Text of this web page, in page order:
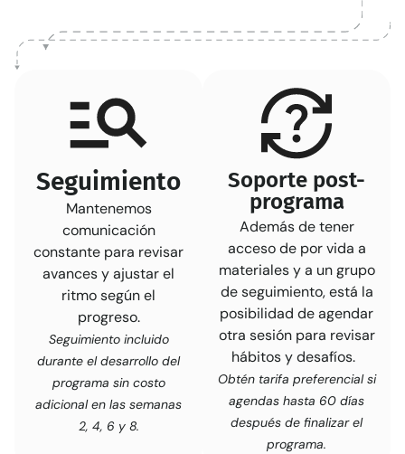
Seguimiento
Mantenemos
comunicación
constante para revisar
avances y ajustar el
ritmo según el
progreso.
Seguimiento incluido
durante el desarrollo del
programa sin costo
adicional en las semanas
2, 4, 6 y 8.
Soporte post-
programa
Además de tener
acceso de por vida a
materiales y a un grupo
de seguimiento, está la
posibilidad de agendar
otra sesión para revisar
hábitos y desafíos.
Obtén tarifa preferencial si
agendas hasta 60 días
después de finalizar el
programa.